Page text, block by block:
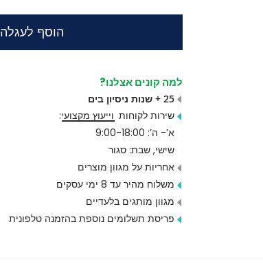
הוסף לעגלה
למה קונים אצלנו?
25 + שנות ניסיון בים
שירות לקוחות וייעוץ מקצועי:
א’- ה’: 9:00-18:00
שישי, שבת: סגור
אחריות על מגוון מוצרים
משלוח מהיר עד 8 ימי עסקים
מגוון מותגים בלעדיים
פריסת תשלומים נוספת בהזמנה טלפונית